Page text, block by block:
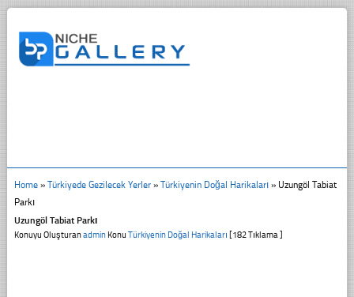
Home» Türkiyede Gezilecek Yerler» Türkiyenin Doğal Harikaları» Uzungöl Tabiat
Parkı
Uzungöl Tabiat Parkı
Konuyu OluşturanadminKonu Türkiyenin Doğal Harikaları [182 Tıklama ]